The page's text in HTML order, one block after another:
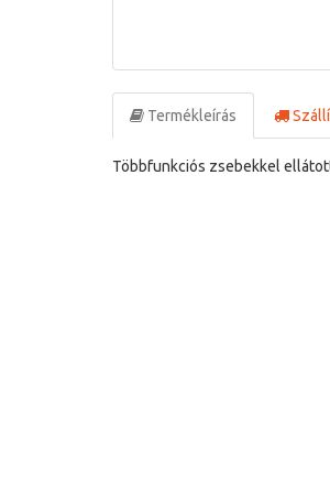
Termékleírás
Többfunkciós zsebekkel